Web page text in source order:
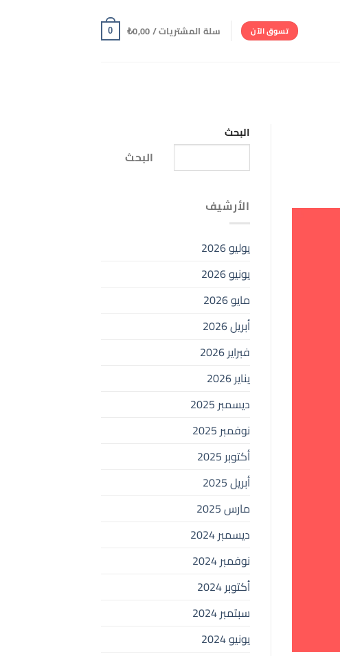
تسوق الآن سلة المشتريات / ₺0,00
0
البحث
البحث
الأرشيف
يوليو 2026
يونيو 2026
مايو 2026
أبريل 2026
فبراير 2026
يناير 2026
ديسمبر 2025
نوفمبر 2025
أكتوبر 2025
أبريل 2025
مارس 2025
ديسمبر 2024
نوفمبر 2024
أكتوبر 2024
سبتمبر 2024
يونيو 2024